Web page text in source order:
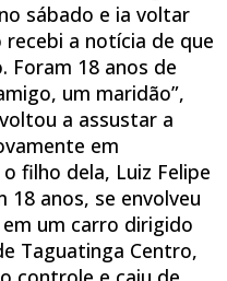
sábado e ia voltar
a notícia de que
Foram 18 anos de
um maridão”,
a assustar a
em
filho dela, Luiz Felipe
18 anos, se envolveu
um carro dirigido
Taguatinga Centro,